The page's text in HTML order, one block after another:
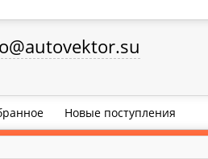
Новые поступления